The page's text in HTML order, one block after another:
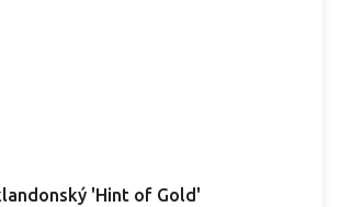
'Hint of Gold'